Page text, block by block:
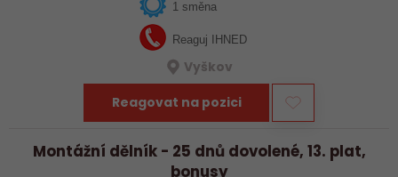
1 směna
Reaguj IHNED
Vyškov
Reagovat na pozici
Montážní dělník - 25 dnů dovolené, 13. plat,
bonusy